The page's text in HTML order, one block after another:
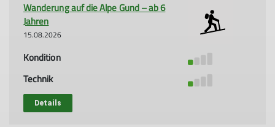
Wanderung auf die Alpe Gund – ab 6
Jahren
15.08.2026
Kondition
Technik
Details